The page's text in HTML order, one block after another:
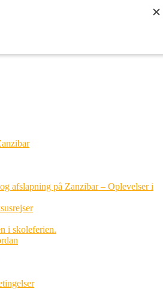
afslapning på Zanzibar – Oplevelser i
i skoleferien.